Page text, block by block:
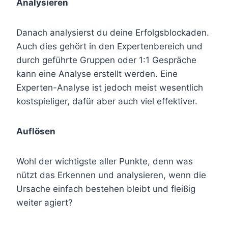
Analysieren
Danach analysierst du deine Erfolgsblockaden.
Auch dies gehört in den Expertenbereich und
durch geführte Gruppen oder 1:1 Gespräche
kann eine Analyse erstellt werden. Eine
Experten-Analyse ist jedoch meist wesentlich
kostspieliger, dafür aber auch viel effektiver.
Auflösen
Wohl der wichtigste aller Punkte, denn was
nützt das Erkennen und analysieren, wenn die
Ursache einfach bestehen bleibt und fleißig
weiter agiert?